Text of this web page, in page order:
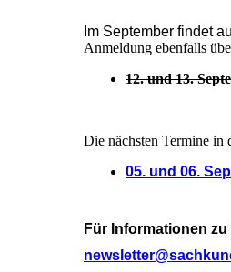
Im September findet
Anmeldung ebenfalls
12. und 13.
Die nächsten Termine in
05. und 06.
Für Informationen